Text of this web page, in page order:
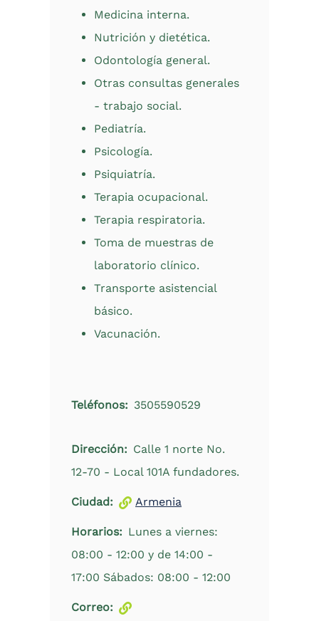
Medicina interna.
Nutrición y dietética.
Odontología general.
Otras consultas generales
- trabajo social.
Pediatría.
Psicología.
Psiquiatría.
Terapia ocupacional.
Terapia respiratoria.
Toma de muestras de
laboratorio clínico.
Transporte asistencial
básico.
Vacunación.
Teléfonos 3505590529
Dirección
Calle 1 norte No.
12-70 - Local 101A fundadores.
Ciudad Armenia
Horarios
Lunes a viernes:
08:00 - 12:00 y de 14:00 -
17:00 Sábados: 08:00 - 12:00
Correo